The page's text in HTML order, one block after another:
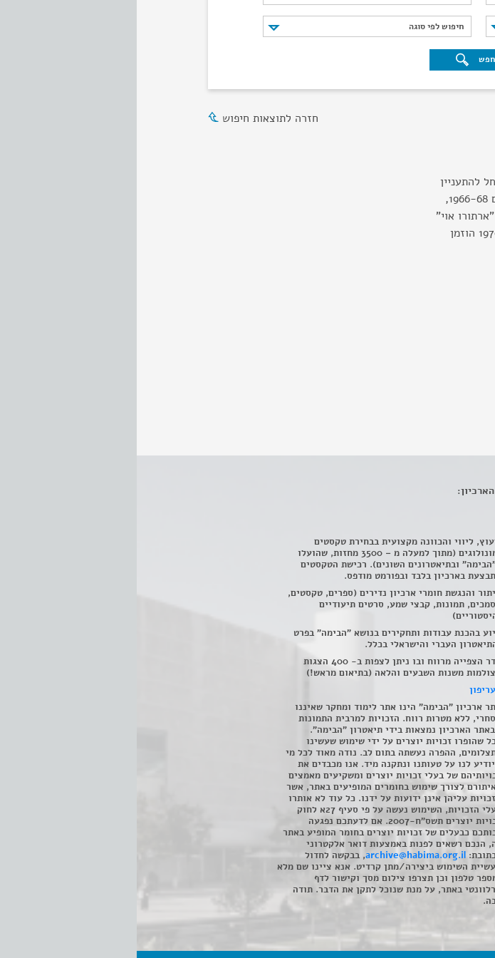
חיפוש לפי סוגה
חיפוש לפי סוגה
חפש
חזרה לתוצאות חיפוש
להתעניין
בבימוי בהיותו מורה בבית הספר לדרמה R.A.D.A. בשנים 1966-68,
אוי"
בפסטיבל אדינבורג ובתיאטרון "סיביל" בלונדון. בשנת 1970 הוזמן
ליווי והכוונה מקצועית בבחירת טקסטים
ומונולוגים (מתוך למעלה מ – 3500 מחזות, שהועלו
ובתיאטרונים השונים). רכישת הטקסטים
בארכיון בלבד ובפורמט מודפס.
והנגשת חומרי ארכיון נדירים (ספרים, טקסטים,
תמונות, קבצי שמע, סרטים תיעודיים
בהכנת עבודות ותחקירים בנושא "הבימה" בפרט
העברי והישראלי בכלל.
חדר הצפייה מרווח ובו ניתן לצפות ב- 400 הצגות
משנות השבעים והלאה (בתיאום מראש!)
ארכיון "הבימה" הינו אתר לימוד ומחקר שאיננו
ללא מטרות רווח. הזכויות למרבית התמונות
הארכיון נמצאות בידי תיאטרון "הבימה".
שהופרו זכויות יוצרים על ידי שימוש שעשינו
ההפרה נעשתה בתום לב. נודה מאוד לכל מי
לנו על טעותנו ונתקנה מיד. אנו מכבדים את
של בעלי זכויות יוצרים ומשקיעים מאמצים
לצורך שימוש בחומרים המופיעים באתר, אשר
עליהן אינן ידועות על ידנו. כל עוד לא אותרו
בעלי הזכויות, השימוש נעשה על פי סעיף 27א לחוק
זכויות יוצרים תשס"ח-2007. אם לדעתכם נפגעה
כבעלים של זכויות יוצרים בחומר המופיע באתר
הנכם רשאים לפנות באמצעות דואר אלקטרוני
archive@habima.org.il, בבקשה לחדול
השימוש ביצירה/מתן קרדיט. אנא ציינו שם מלא
טלפון וכן תצרפו צילום מסך וקישור לדף
באתר, על מנת שנוכל לתקן את הדבר. תודה